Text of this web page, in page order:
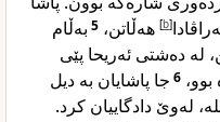
[
b
] هەڵاتن، 5 بەڵام
لە دەشتی ئەریحا پێی
6 جا پاشایان بە دیل
لەوێ دادگاییان کرد.